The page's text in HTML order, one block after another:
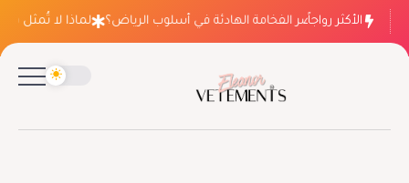
الأكثر رواجاً
لماذا ينتصر الفخامة الهادئة في أسلوب الرياض؟ لماذا لا تُمثل